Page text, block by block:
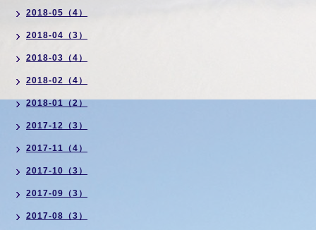
2018-05（4）
2018-04（3）
2018-03（4）
2018-02（4）
2018-01（2）
2017-12（3）
2017-11（4）
2017-10（3）
2017-09（3）
2017-08（3）